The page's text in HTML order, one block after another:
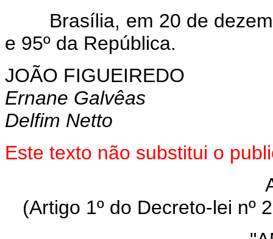
Brasília, em 20 de
e 95º da República.
JOÃO FIGUEIREDO
Ernane Galvêas
Delfim Netto
Este texto não substitui o
(Artigo 1º do Decreto-lei nº